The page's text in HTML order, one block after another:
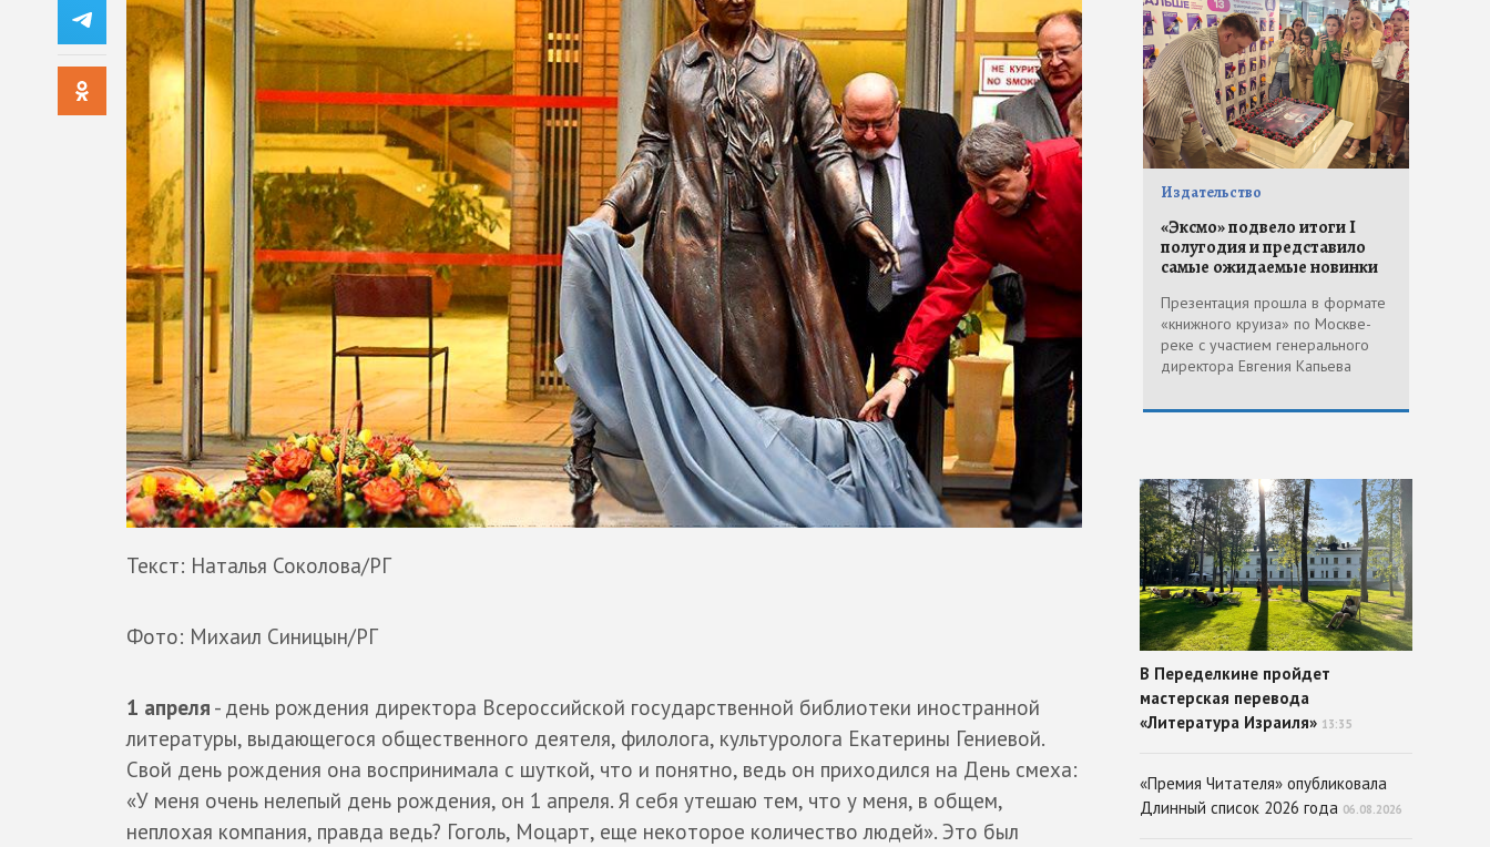
Текст: Наталья Соколова/РГ
Фото: Михаил Синицын/РГ
1 апреля - день рождения директора Всероссийской государственной библиотеки иностранной
литературы, выдающегося общественного деятеля, филолога, культуролога Екатерины Гениевой.
Свой день рождения она воспринимала с шуткой, что и понятно, ведь он приходился на День смеха:
«У меня очень нелепый день рождения, он 1 апреля. Я себя утешаю тем, что у меня, в общем,
неплохая компания, правда ведь? Гоголь, Моцарт, еще некоторое количество людей». Это был
Издательство
«Эксмо» подвело итоги I
полугодия и представило
самые ожидаемые новинки
Презентация прошла в формате
«книжного круиза» по Москве-
реке с участием генерального
директора Евгения Капьева
В Переделкине пройдет
мастерская перевода
«Литература Израиля» 13:35
«Премия Читателя» опубликовала
Длинный список 2026 года 06.08.2026